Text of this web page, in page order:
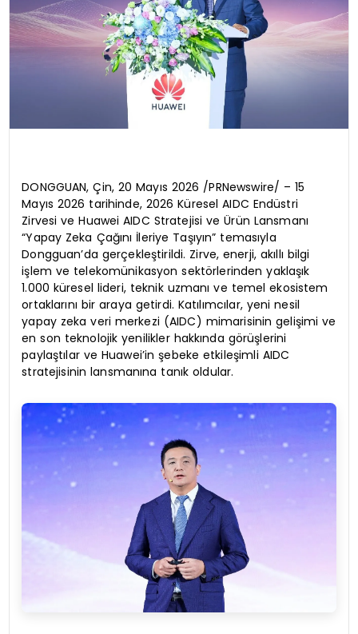
DONGGUAN, Çin, 20 Mayıs 2026 /PRNewswire/ – 15
Mayıs 2026 tarihinde, 2026 Küresel AIDC Endüstri
Zirvesi ve Huawei AIDC Stratejisi ve Ürün Lansmanı
“Yapay Zeka Çağını İleriye Taşıyın” temasıyla
Dongguan’da gerçekleştirildi. Zirve, enerji, akıllı bilgi
işlem ve telekomünikasyon sektörlerinden yaklaşık
1.000 küresel lideri, teknik uzmanı ve temel ekosistem
ortaklarını bir araya getirdi. Katılımcılar, yeni nesil
yapay zeka veri merkezi (AIDC) mimarisinin gelişimi ve
en son teknolojik yenilikler hakkında görüşlerini
paylaştılar ve Huawei’in şebeke etkileşimli AIDC
stratejisinin lansmanına tanık oldular.